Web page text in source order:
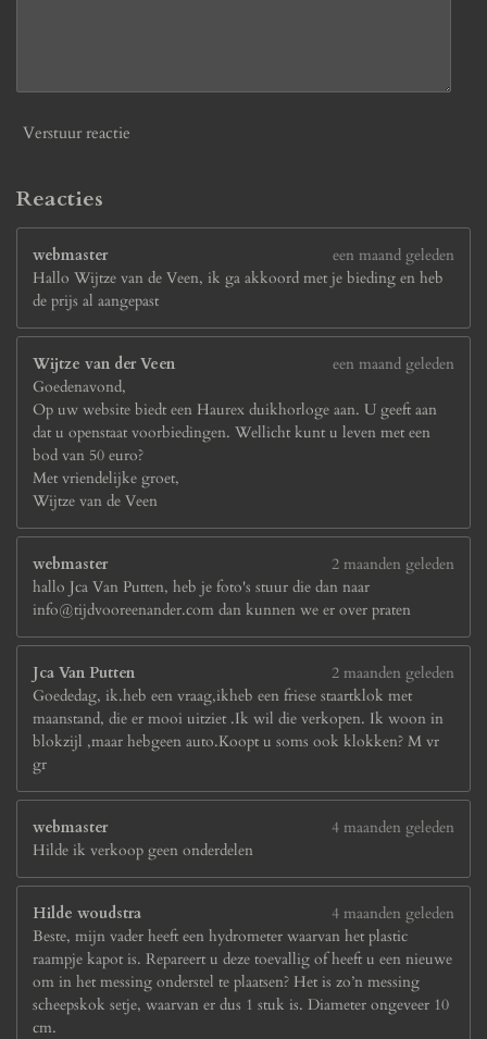
Verstuur reactie
Reacties
webmaster
een maand geleden
Hallo Wijtze van de Veen, ik ga akkoord met je bieding en heb
de prijs al aangepast
Wijtze van der Veen
een maand geleden
Goedenavond,
Op uw website biedt een Haurex duikhorloge aan. U geeft aan
dat u openstaat voorbiedingen. Wellicht kunt u leven met een
bod van 50 euro?
Met vriendelijke groet,
Wijtze van de Veen
webmaster
2 maanden geleden
hallo Jca Van Putten, heb je foto's stuur die dan naar
info@tijdvooreenander.com dan kunnen we er over praten
Jca Van Putten
2 maanden geleden
Goededag, ik.heb een vraag,ikheb een friese staartklok met
maanstand, die er mooi uitziet .Ik wil die verkopen. Ik woon in
blokzijl ,maar hebgeen auto.Koopt u soms ook klokken? M vr
gr
webmaster
4 maanden geleden
Hilde ik verkoop geen onderdelen
Hilde woudstra
4 maanden geleden
Beste, mijn vader heeft een hydrometer waarvan het plastic
raampje kapot is. Repareert u deze toevallig of heeft u een nieuwe
om in het messing onderstel te plaatsen? Het is zo’n messing
scheepskok setje, waarvan er dus 1 stuk is. Diameter ongeveer 10
cm.